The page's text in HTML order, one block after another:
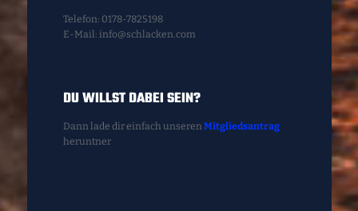
Telefon: 0178-7825198
E-Mail: info@schlacken.com
DU WILLST DABEI SEIN?
Dann lade dir einfach unseren Mitgliedsantrag
heruntner